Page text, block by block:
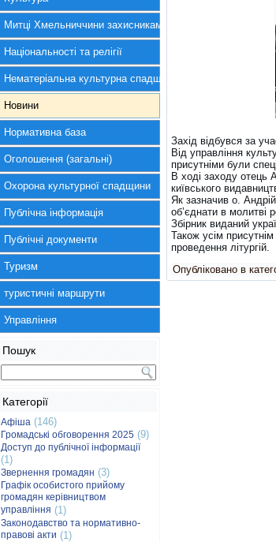
Митці Хмельниччини захисникам України
Національності та релігії
Нематеріальна культурна спадщина
Новини
Нормативна база
Оголошення (загальні)
Охорона культурної спадщини
Публічна інформація
Публічні документи
Туризм
туристичні маршрути
Управління
Пошук
Категорії
Афіша (146)
Громадські обговорення 2025 (9)
Доступ до публічної інформації
(1)
Звернення громадян (3)
Графік особистого прийому
громадян керівництвом
управління (1)
Законодавство та нормативно-
правові акти (1)
Захід відбувся за
Від управління
присутніми були
В ході заходу отець
київського
Як зазначив о.
об’єднати в молитві
Збірник виданий
Також усім
проведення літургій.
Опубліковано в